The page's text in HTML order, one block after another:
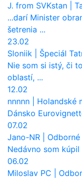
J. from SVKstan
...darí Minister
šetrenia ...
23.02
Sloniik
Špeciál Tatra
Nie som si istý, či
oblastí, ...
12.02
nnnnn
Holandské mýto
Dánsko
07.02
Jano-NR
Odborné dni
Nedávno som kúpil
06.02
Miloslav PC
Odborné